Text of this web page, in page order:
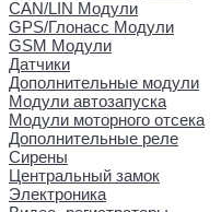
CAN/LIN Модули
GPS/Глонасс Модули
GSM Модули
Датчики
Дополнительные модули
Модули автозапуска
Модули моторного отсека
Дополнительные реле
Сирены
Центральный замок
Электроника